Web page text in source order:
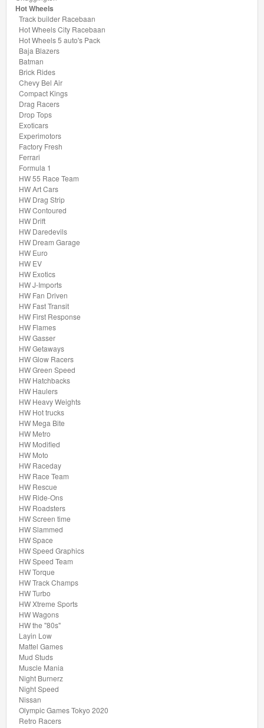
Hot
Wheels
5
auto's
Pack
Baja
Blazers
Batman
Brick
Rides
Chevy
Bel
Air
Compact
Kings
Drag
Racers
Drop
Tops
Exoticars
Experimotors
Factory
Fresh
Ferrari
Formula
1
HW
55
Race
Team
HW
Art
Cars
Hot Wheels
Track builder Racebaan
Hot Wheels City Racebaan
Hot Wheels 5 auto's Pack
Baja Blazers
Batman
Brick Rides
Chevy Bel Air
Compact Kings
Drag Racers
Drop Tops
Exoticars
Experimotors
Factory Fresh
Ferrari
Formula 1
HW 55 Race Team
HW Art Cars
HW Drag Strip
HW Contoured
HW Drift
HW Daredevils
HW Dream Garage
HW Euro
HW EV
HW Exotics
HW J-Imports
HW Fan Driven
HW Fast Transit
HW First Response
HW Flames
HW Gasser
HW Getaways
HW Glow Racers
HW Green Speed
HW Hatchbacks
HW Haulers
HW Heavy Weights
HW Hot trucks
HW Mega Bite
HW Metro
HW Modified
HW Moto
HW Raceday
HW Race Team
HW Rescue
HW Ride-Ons
HW Roadsters
HW Screen time
HW Slammed
HW Space
HW Speed Graphics
HW Speed Team
HW Torque
HW Track Champs
HW Turbo
HW Xtreme Sports
HW Wagons
HW the "80s"
Layin Low
Mattel Games
Mud Studs
Muscle Mania
Night Burnerz
Night Speed
Nissan
Olympic Games Tokyo 2020
Retro Racers